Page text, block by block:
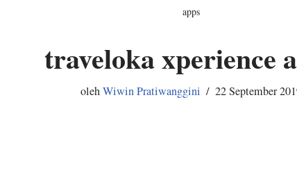
apps
traveloka xperience
olehWiwin Pratiwanggini 22 September